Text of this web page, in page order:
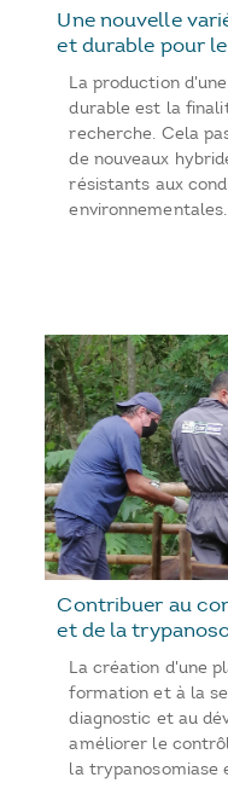
Une nouvelle
et durable pour
La production
durable est la
recherche. Cela
de nouveaux
résistants aux
environnementales.
Contribuer au
et de la
La création d'une
formation et à la
diagnostic et au
améliorer le
la trypanosomiase